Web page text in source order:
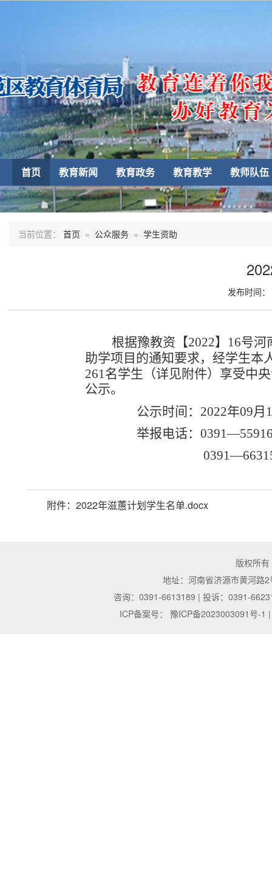
首页 教育新闻 教育政务 教育教学 教师队伍
当前位置： 首页 » 公众服务 » 学生资助
发布时间
根据豫教资【2022】16号河
助学项目的通知要求，经学生本
261名学生（详见附件）享受中
公示。
公示时间：2022年09月
举报电话：
附件： 2022年滋蕙计划学生名单.docx
版权所
地址：河南省济源市黄河路
咨询：0391-6613189 | 投诉：0391-
ICP备案号：
豫ICP备2023003091号-1